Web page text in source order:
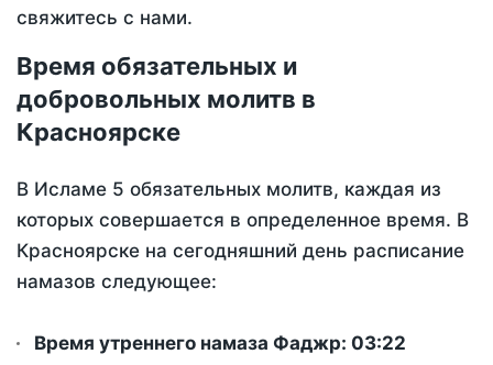
свяжитесь с нами.
Время обязательных и
добровольных молитв в
Красноярске
В Исламе 5 обязательных молитв, каждая из
которых совершается в определенное время. В
Красноярске на сегодняшний день расписание
намазов следующее:
Время утреннего намаза Фаджр: 03:22